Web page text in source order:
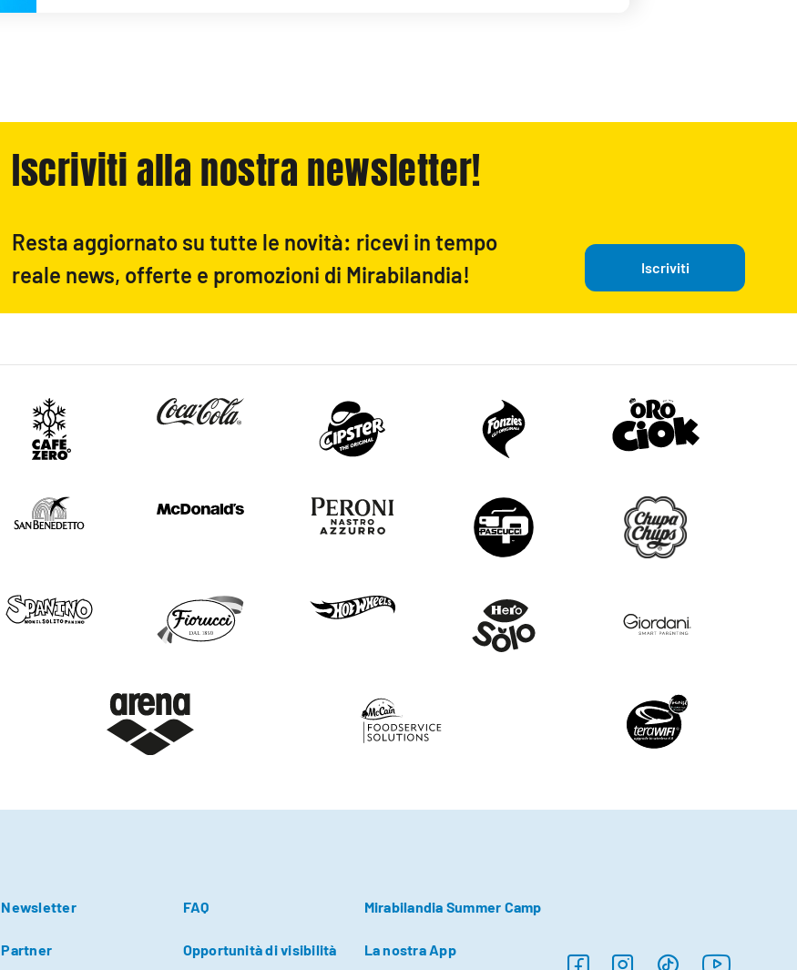
Iscriviti alla nostra newsletter!
Resta aggiornato su tutte le novità: ricevi in tempo
reale news, offerte e promozioni di Mirabilandia!
Iscriviti
Newsletter FAQ Mirabilandia Summer Camp
Partner Opportunità di visibilità La nostra App